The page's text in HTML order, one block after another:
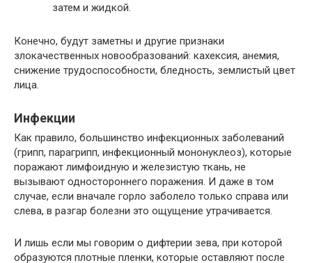
затем и жидкой.
Конечно, будут заметны и другие признаки
злокачественных новообразований: кахексия, анемия,
снижение трудоспособности, бледность, землистый цвет
лица.
Инфекции
Как правило, большинство инфекционных заболеваний
(грипп, парагрипп, инфекционный мононуклеоз), которые
поражают лимфоидную и железистую ткань, не
вызывают одностороннего поражения. И даже в том
случае, если вначале горло заболело только справа или
слева, в разгар болезни это ощущение утрачивается.
И лишь если мы говорим о дифтерии зева, при которой
образуются плотные пленки, которые оставляют после